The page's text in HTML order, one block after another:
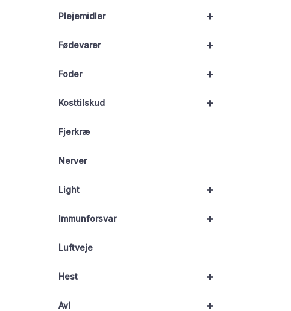
+
Plejemidler
+
Fødevarer
+
Foder
+
Kosttilskud
Fjerkræ
Nerver
+
Light
+
Immunforsvar
Luftveje
+
Hest
+
Avl